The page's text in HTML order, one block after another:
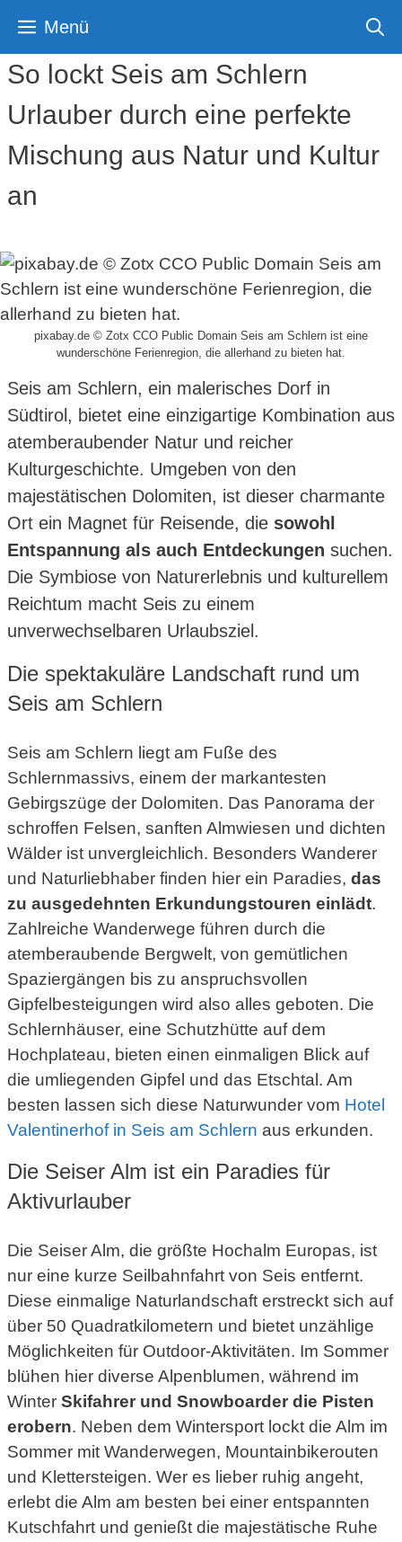
Inhalt
springen
Menü
So lockt Seis am Schlern
Urlauber durch eine perfekte
Mischung aus Natur und Kultur
an
pixabay.de © Zotx CCO Public Domain Seis am Schlern ist eine
wunderschöne Ferienregion, die allerhand zu bieten hat.
Seis am Schlern, ein malerisches Dorf in
Südtirol, bietet eine einzigartige Kombination aus
atemberaubender Natur und reicher
Kulturgeschichte. Umgeben von den
majestätischen Dolomiten, ist dieser charmante
Ort ein Magnet für Reisende, die sowohl
Entspannung als auch Entdeckungen suchen.
Die Symbiose von Naturerlebnis und kulturellem
Reichtum macht Seis zu einem
unverwechselbaren Urlaubsziel.
Die spektakuläre Landschaft rund um
Seis am Schlern
Seis am Schlern liegt am Fuße des
Schlernmassivs, einem der markantesten
Gebirgszüge der Dolomiten. Das Panorama der
schroffen Felsen, sanften Almwiesen und dichten
Wälder ist unvergleichlich. Besonders Wanderer
und Naturliebhaber finden hier ein Paradies, das
zu ausgedehnten Erkundungstouren einlädt.
Zahlreiche Wanderwege führen durch die
atemberaubende Bergwelt, von gemütlichen
Spaziergängen bis zu anspruchsvollen
Gipfelbesteigungen wird also alles geboten. Die
Schlernhäuser, eine Schutzhütte auf dem
Hochplateau, bieten einen einmaligen Blick auf
die umliegenden Gipfel und das Etschtal. Am
besten lassen sich diese Naturwunder vom Hotel
Valentinerhof in Seis am Schlern aus erkunden.
Die Seiser Alm ist ein Paradies für
Aktivurlauber
Die Seiser Alm, die größte Hochalm Europas, ist
nur eine kurze Seilbahnfahrt von Seis entfernt.
Diese einmalige Naturlandschaft erstreckt sich auf
über 50 Quadratkilometern und bietet unzählige
Möglichkeiten für Outdoor-Aktivitäten. Im Sommer
blühen hier diverse Alpenblumen, während im
Winter Skifahrer und Snowboarder die Pisten
erobern. Neben dem Wintersport lockt die Alm im
Sommer mit Wanderwegen, Mountainbikerouten
und Klettersteigen. Wer es lieber ruhig angeht,
erlebt die Alm am besten bei einer entspannten
Kutschfahrt und genießt die majestätische Ruhe